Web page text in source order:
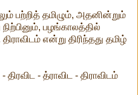
பற்றித் தமிழும், அதனின்றும்
நிற்பினும், பழங்காலத்தில்
என்று திரிந்தது தமிழ்
திரவிட - த்ராவிட - திராவிடம்